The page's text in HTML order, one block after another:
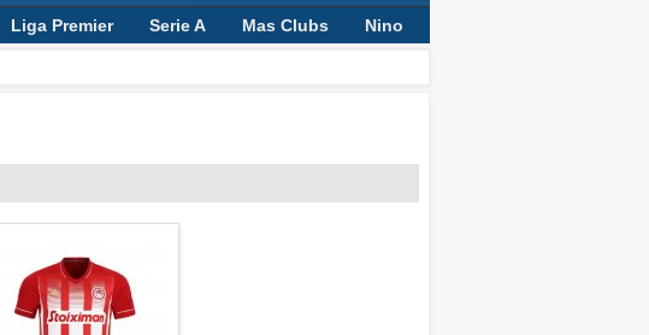
Liga Premier Serie A Mas Clubs Nino